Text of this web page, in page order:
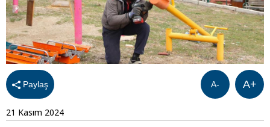
Paylaş A+
A-
21 Kasım 2024